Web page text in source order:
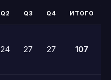
Q2 Q3 Q4 ИТОГО
24 27 27 107